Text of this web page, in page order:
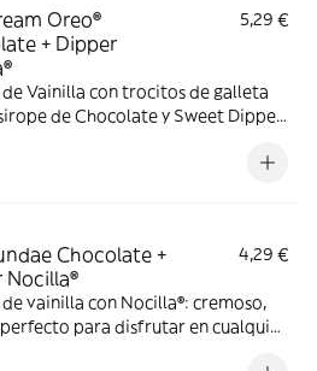
Oreo®
+ Dipper
5,29 €
Vainilla con trocitos de galleta
de Chocolate y Sweet Dipper
Chocolate +
Nocilla®
4,29 €
vainilla con Nocilla®: cremoso,
para disfrutar en cualquier